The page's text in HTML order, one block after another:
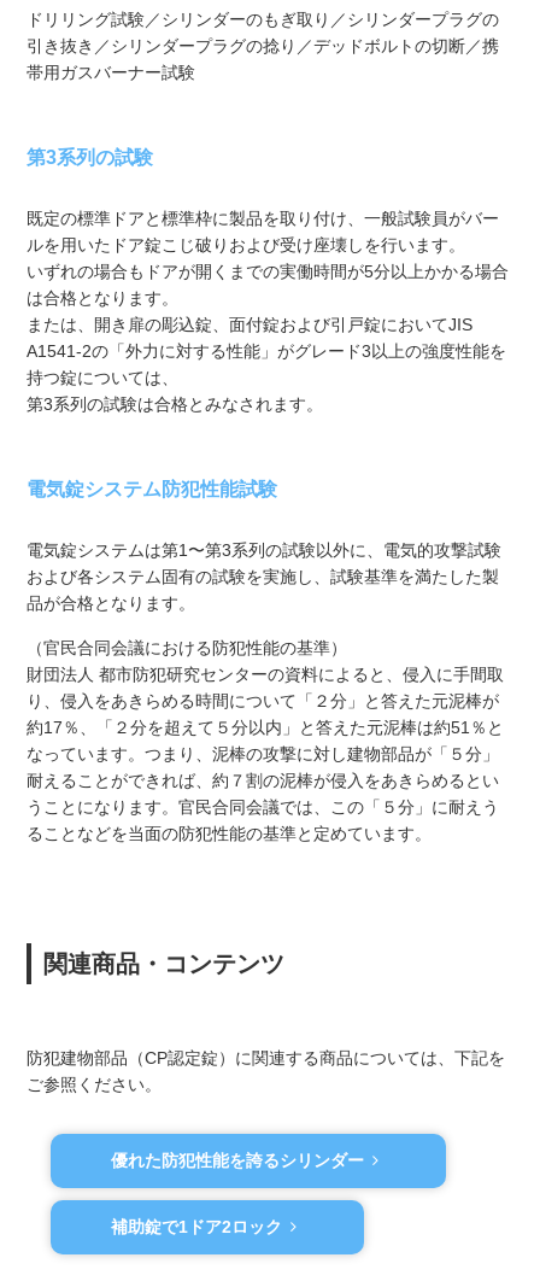
ドリリング試験／シリンダーのもぎ取り／シリンダープラグの
引き抜き／シリンダープラグの捻り／デッドボルトの切断／携
帯用ガスバーナー試験
第3系列の試験
既定の標準ドアと標準枠に製品を取り付け、一般試験員がバー
ルを用いたドア錠こじ破りおよび受け座壊しを行います。
いずれの場合もドアが開くまでの実働時間が5分以上かかる場合
は合格となります。
または、開き扉の彫込錠、面付錠および引戸錠においてJIS
A1541-2の「外力に対する性能」がグレード3以上の強度性能を
持つ錠については、
第3系列の試験は合格とみなされます。
電気錠システム防犯性能試験
電気錠システムは第1〜第3系列の試験以外に、電気的攻撃試験
および各システム固有の試験を実施し、試験基準を満たした製
品が合格となります。
（官民合同会議における防犯性能の基準）
財団法人 都市防犯研究センターの資料によると、侵入に手間取
り、侵入をあきらめる時間について「２分」と答えた元泥棒が
約17％、「２分を超えて５分以内」と答えた元泥棒は約51％と
なっています。つまり、泥棒の攻撃に対し建物部品が「５分」
耐えることができれば、約７割の泥棒が侵入をあきらめるとい
うことになります。官民合同会議では、この「５分」に耐えう
ることなどを当面の防犯性能の基準と定めています。
関連商品・コンテンツ
防犯建物部品（CP認定錠）に関連する商品については、下記を
ご参照ください。
優れた防犯性能を誇るシリンダー
補助錠で1ドア2ロック